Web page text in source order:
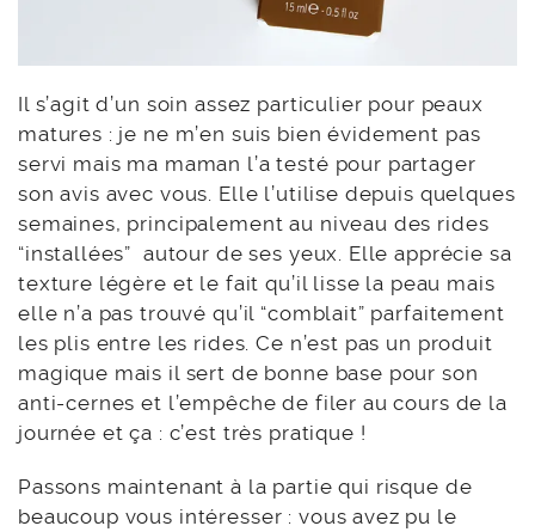
Il s’agit d’un soin assez particulier pour peaux
matures : je ne m’en suis bien évidement pas
servi mais ma maman l’a testé pour partager
son avis avec vous. Elle l’utilise depuis quelques
semaines, principalement au niveau des rides
“installées” autour de ses yeux. Elle apprécie sa
texture légère et le fait qu’il lisse la peau mais
elle n’a pas trouvé qu’il “comblait” parfaitement
les plis entre les rides. Ce n’est pas un produit
magique mais il sert de bonne base pour son
anti-cernes et l’empêche de filer au cours de la
journée et ça : c’est très pratique !
Passons maintenant à la partie qui risque de
beaucoup vous intéresser : vous avez pu le